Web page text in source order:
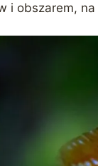
i obszarem,